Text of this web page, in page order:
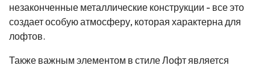
незаконченные металлические конструкции - все это
создает особую атмосферу, которая характерна для
лофтов.
Также важным элементом в стиле Лофт является